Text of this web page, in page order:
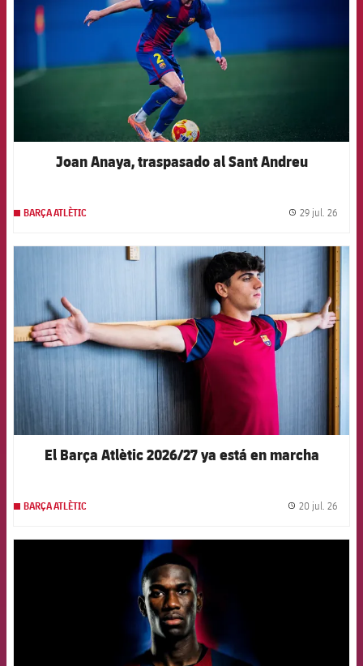
Joan Anaya, traspasado al Sant Andreu
BARÇA ATLÈTIC 29 jul. 26
FCB Barcelona badge
El Barça Atlètic 2026/27 ya está en marcha
BARÇA ATLÈTIC 20 jul. 26